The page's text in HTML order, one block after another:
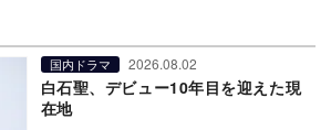
国内ドラマ 2026.08.02
白石聖、デビュー10年目を迎えた現
在地